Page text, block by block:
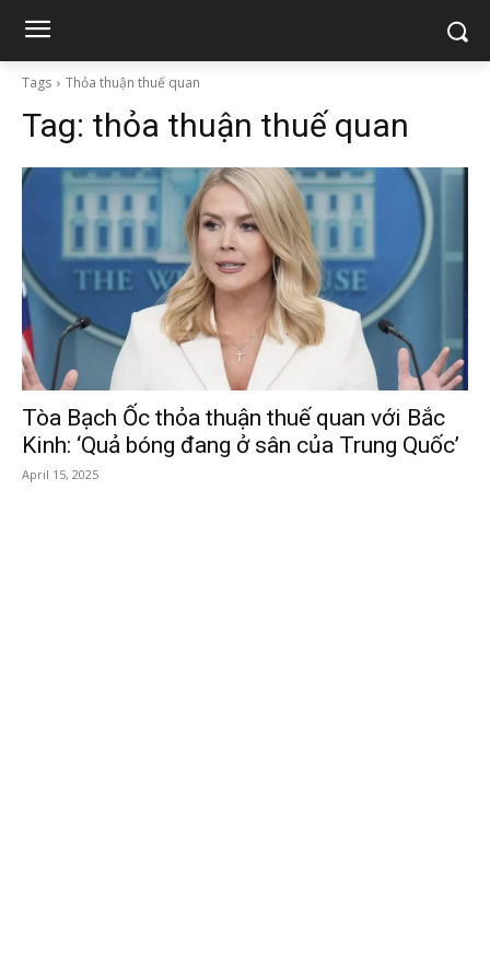
Tags Thỏa thuận thuế quan
Tag: thỏa thuận thuế quan
Tòa Bạch Ốc thỏa thuận thuế quan với Bắc
Kinh: ‘Quả bóng đang ở sân của Trung Quốc’
April 15, 2025